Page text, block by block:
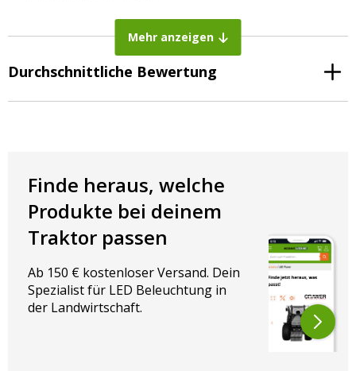
ELEKTRISCHE EIGENSCHAFTEN
Spannung: 1500 V/AC
Mehr anzeigen
Durchschnittliche Bewertung
Finde heraus, welche
Produkte bei deinem
Traktor passen
Ab 150 € kostenloser Versand. Dein
Spezialist für LED Beleuchtung in
der Landwirtschaft.